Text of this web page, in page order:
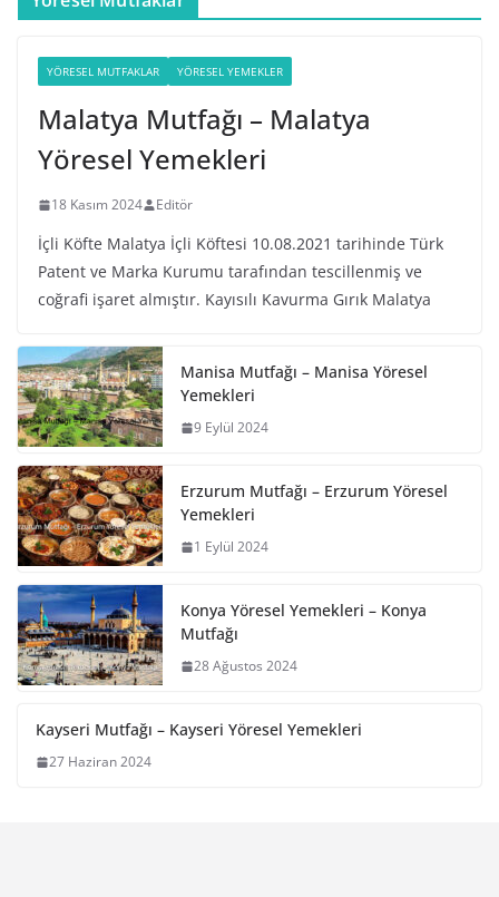
YÖRESEL MUTFAKLAR YÖRESEL YEMEKLER
Malatya Mutfağı – Malatya
Yöresel Yemekleri
18 Kasım 2024 Editör
İçli Köfte Malatya İçli Köftesi 10.08.2021 tarihinde Türk
Patent ve Marka Kurumu tarafından tescillenmiş ve
coğrafi işaret almıştır. Kayısılı Kavurma Gırık Malatya
Manisa Mutfağı – Manisa Yöresel
Yemekleri
9 Eylül 2024
Erzurum Mutfağı – Erzurum Yöresel
Yemekleri
1 Eylül 2024
Konya Yöresel Yemekleri – Konya
Mutfağı
28 Ağustos 2024
Kayseri Mutfağı – Kayseri Yöresel Yemekleri
27 Haziran 2024